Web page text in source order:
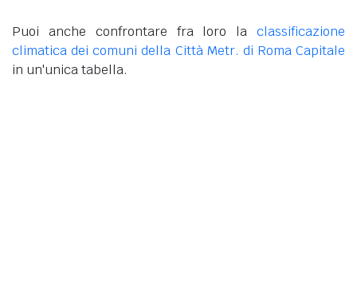
Puoi anche confrontare fra loro la classificazione
climatica dei comuni della Città Metr. di Roma Capitale
in un'unica tabella.